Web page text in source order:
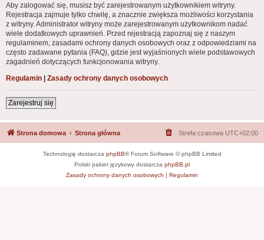
Aby zalogować się, musisz być zarejestrowanym użytkownikiem witryny.
Rejestracja zajmuje tylko chwilę, a znacznie zwiększa możliwości korzystania
z witryny. Administrator witryny może zarejestrowanym użytkownikom nadać
wiele dodatkowych uprawnień. Przed rejestracją zapoznaj się z naszym
regulaminem, zasadami ochrony danych osobowych oraz z odpowiedziami na
często zadawane pytania (FAQ), gdzie jest wyjaśnionych wiele podstawowych
zagadnień dotyczących funkcjonowania witryny.
Regulamin | Zasady ochrony danych osobowych
Zarejestruj się
Strona domowa Strona główna Strefa czasowa UTC+02:00
Technologię dostarcza phpBB® Forum Software © phpBB Limited
Polski pakiet językowy dostarcza phpBB.pl
Zasady ochrony danych osobowych | Regulamin